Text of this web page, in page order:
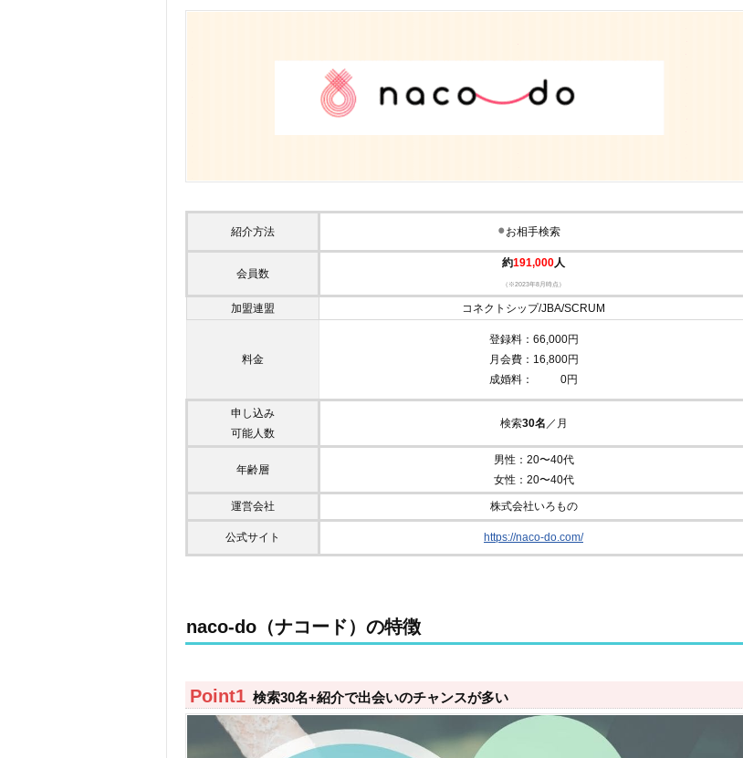
紹介方法 ⚫︎お相手検索・・・
会員数
約191,000人
（※2023年8月時点）
加盟連盟 コネクトシップ/JBA/SCRUM
料金
登録料：66,000円
月会費：16,800円
成婚料： 0円
申し込み
可能人数
検索30名 ／月
年齢層
男性：20〜40代
女性：20〜40代
運営会社 株式会社いろもの
公式サイト https://naco-do.com/
naco-do（ナコード）の特徴
検索30名+紹介で出会いのチャンスが多い